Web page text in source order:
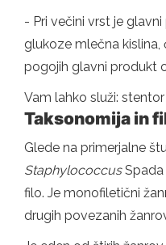
- Pri večini vrst je
glukoze mlečna kislina,
pogojih glavni produkt
Vam lahko služi: stentor
Taksonomija in
Glede na primerjalne
StaphylococcusSpada
filo. Je monofiletični
drugih povezanih